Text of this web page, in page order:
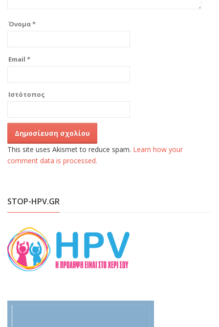
Όνομα*
Email *
Ιστότοπος
This site uses Akismet to reduce spam. Learn how your
comment data is processed.
STOP-HPV.GR